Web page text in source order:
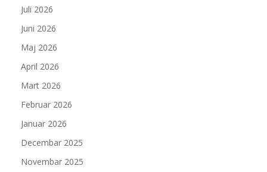
Juli 2026
Juni 2026
Maj 2026
April 2026
Mart 2026
Februar 2026
Januar 2026
Decembar 2025
Novembar 2025